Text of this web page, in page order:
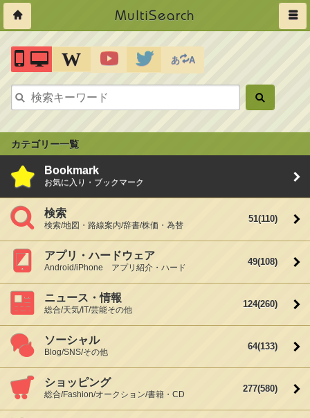
MultiSearch
W あ A
カテゴリー一覧
Bookmark
お気に入り・ブックマーク
検索
検索/地図・路線案内/辞書/株価・為替
51(110)
アプリ・ハードウェア
Android/iPhone アプリ紹介・ハード
49(108)
ニュース・情報
総合/天気/IT/芸能その他
124(260)
ソーシャル
Blog/SNS/その他
64(133)
ショッピング
総合/Fashion/オークション/書籍・CD
277(580)